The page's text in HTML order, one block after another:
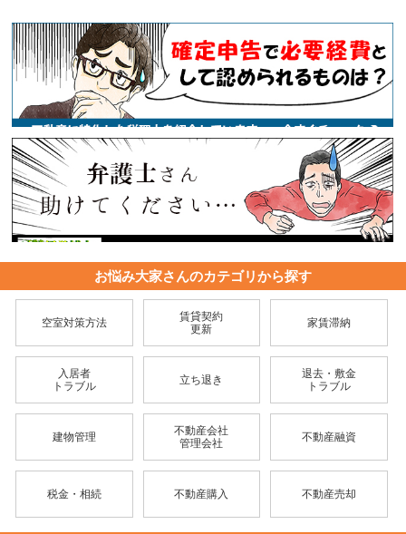
お悩み大家さんのカテゴリから探す
空室対策方法
賃貸契約
更新
家賃滞納
入居者
トラブル
立ち退き
退去・敷金
トラブル
建物管理
不動産会社
管理会社
不動産融資
税金・相続 不動産購入 不動産売却